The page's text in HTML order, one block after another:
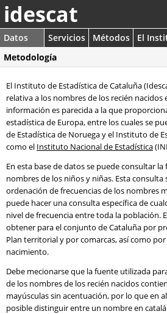
idescat
Datos Servicios Métodos
El
Metodología
El Instituto de Estadística de Cataluña
relativa a los nombres de los recién nacidos
información es parecida a la que
estadística de Europa, entre los cuales se
de Estadística de Noruega y el Instituto de
como el Instituto Nacional de Estadística
En esta base de datos se puede consultar
nombres de los niños y niñas. Esta consulta
ordenación de frecuencias de los nombres
puede hacer una consulta específica de
nivel de frecuencia entre toda la población.
obtener para el conjunto de Cataluña por
Plan territorial y por comarcas, así como
nacimiento.
Debe mecionarse que la fuente utilizada
de los nombres de los recién nacidos
mayúsculas sin acentuación, por lo que en
posible distinguir entre un nombre en